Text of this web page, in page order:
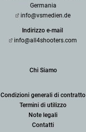
Germania
info@vsmedien.de
Indirizzo e-mail
info@all4shooters.com
Chi Siamo
Condizioni generali di contratto
Termini di utilizzo
Note legali
Contatti